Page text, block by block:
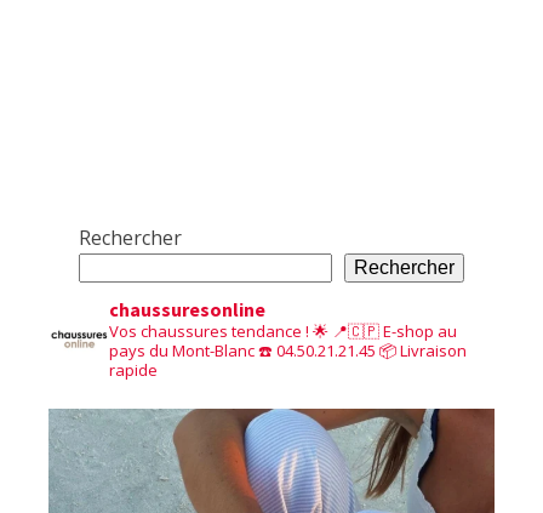
Rechercher
Rechercher
chaussuresonline
Vos chaussures tendance ! 🌟 📍🇨🇵 E-shop au
pays du Mont-Blanc☎️ 04.50.21.21.45 📦 Livraison
rapide